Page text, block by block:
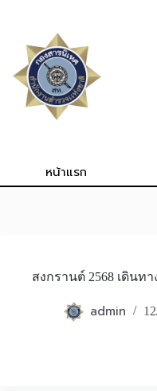
content
หน้าแรก
สงกรานต์ 2568 เดินท
admin